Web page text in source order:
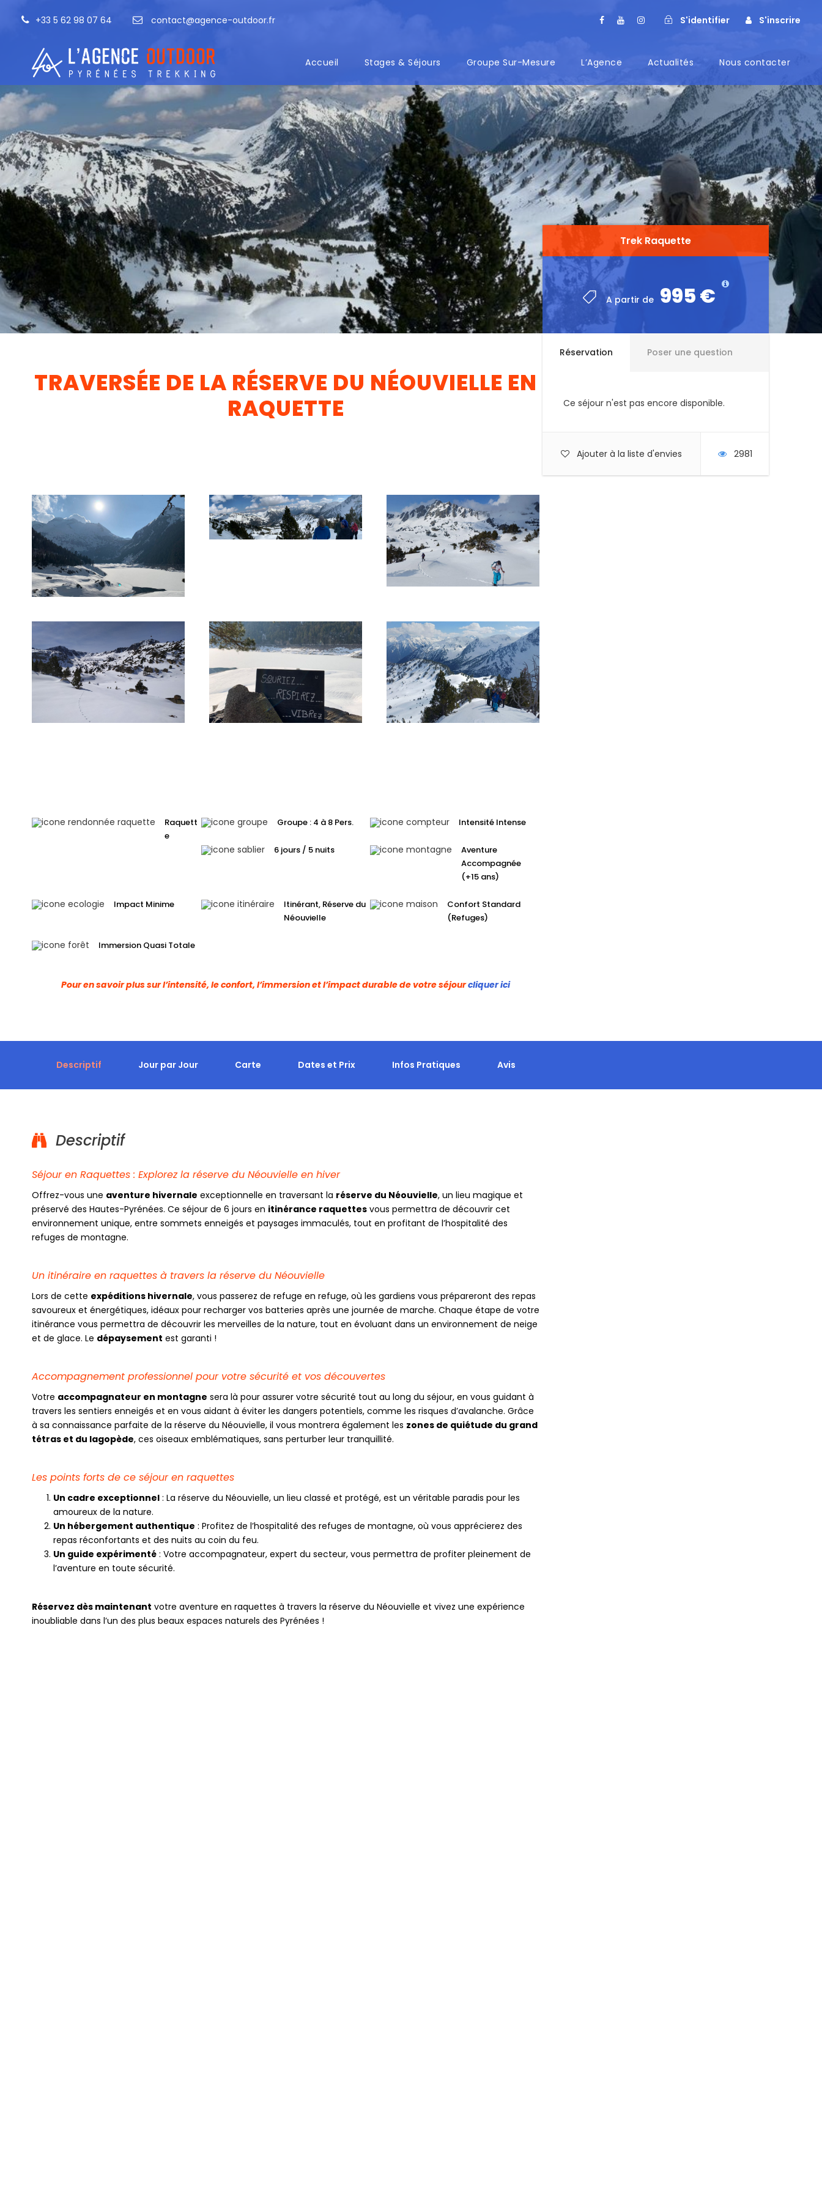
+33 5 62 98 07 64 contact@agence-outdoor.fr S'identifier S'inscrire
Accueil Stages & Séjours Groupe Sur-Mesure L’Agence Actualités Nous contacter
Trek Raquette
A partir de 995 €
Réservation Poser une question
Ce séjour n'est pas encore disponible.
Ajouter à la liste d'envies 2981
TRAVERSÉE DE LA RÉSERVE DU NÉOUVIELLE EN
RAQUETTE
Raquett
e
Groupe : 4 à 8 Pers. Intensité Intense
6 jours / 5 nuits
Aventure
Accompagnée
(+15 ans)
Impact Minime
Itinérant, Réserve du
Néouvielle
Confort Standard
(Refuges)
Immersion Quasi Totale
Pour en savoir plus sur l’intensité, le confort, l’immersion et l’impact durable de votre séjourcliquer ici
Descriptif Jour par Jour Carte Dates et Prix Infos Pratiques Avis
Descriptif
Séjour en Raquettes : Explorez la réserve du Néouvielle en hiver
Offrez-vous une aventure hivernale exceptionnelle en traversant la réserve du Néouvielle, un lieu magique et
préservé des Hautes-Pyrénées. Ce séjour de 6 jours en itinérance raquettes vous permettra de découvrir cet
environnement unique, entre sommets enneigés et paysages immaculés, tout en profitant de l’hospitalité des
refuges de montagne.
Un itinéraire en raquettes à travers la réserve du Néouvielle
Lors de cette expéditions hivernale, vous passerez de refuge en refuge, où les gardiens vous prépareront des repas
savoureux et énergétiques, idéaux pour recharger vos batteries après une journée de marche. Chaque étape de votre
itinérance vous permettra de découvrir les merveilles de la nature, tout en évoluant dans un environnement de neige
et de glace. Le dépaysement est garanti !
Accompagnement professionnel pour votre sécurité et vos découvertes
Votre accompagnateur en montagne sera là pour assurer votre sécurité tout au long du séjour, en vous guidant à
travers les sentiers enneigés et en vous aidant à éviter les dangers potentiels, comme les risques d’avalanche. Grâce
à sa connaissance parfaite de la réserve du Néouvielle, il vous montrera également les zones de quiétude du grand
tétras et du lagopède, ces oiseaux emblématiques, sans perturber leur tranquillité.
Les points forts de ce séjour en raquettes
Un cadre exceptionnel : La réserve du Néouvielle, un lieu classé et protégé, est un véritable paradis pour les
amoureux de la nature.
Un hébergement authentique : Profitez de l’hospitalité des refuges de montagne, où vous apprécierez des
repas réconfortants et des nuits au coin du feu.
Un guide expérimenté : Votre accompagnateur, expert du secteur, vous permettra de profiter pleinement de
l’aventure en toute sécurité.
Réservez dès maintenant votre aventure en raquettes à travers la réserve du Néouvielle et vivez une expérience
inoubliable dans l’un des plus beaux espaces naturels des Pyrénées !